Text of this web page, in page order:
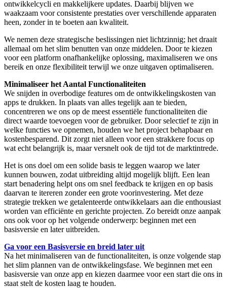
ontwikkelcycli en makkelijkere updates. Daarbij blijven we
waakzaam voor consistente prestaties over verschillende apparaten
heen, zonder in te boeten aan kwaliteit.
We nemen deze strategische beslissingen niet lichtzinnig; het draait
allemaal om het slim benutten van onze middelen. Door te kiezen
voor een platform onafhankelijke oplossing, maximaliseren we ons
bereik en onze flexibiliteit terwijl we onze uitgaven optimaliseren.
Minimaliseer het Aantal Functionaliteiten
We snijden in overbodige features om de ontwikkelingskosten van
apps te drukken. In plaats van alles tegelijk aan te bieden,
concentreren we ons op de meest essentiële functionaliteiten die
direct waarde toevoegen voor de gebruiker. Door selectief te zijn in
welke functies we opnemen, houden we het project behapbaar en
kostenbesparend. Dit zorgt niet alleen voor een strakkere focus op
wat echt belangrijk is, maar versnelt ook de tijd tot de marktintrede.
Het is ons doel om een solide basis te leggen waarop we later
kunnen bouwen, zodat uitbreiding altijd mogelijk blijft. Een lean
start benadering helpt ons om snel feedback te krijgen en op basis
daarvan te itereren zonder een grote voorinvestering. Met deze
strategie trekken we getalenteerde ontwikkelaars aan die enthousiast
worden van efficiënte en gerichte projecten. Zo bereidt onze aanpak
ons ook voor op het volgende onderwerp: beginnen met een
basisversie en later uitbreiden.
Ga voor een Basisversie en breid later uit
Na het minimaliseren van de functionaliteiten, is onze volgende stap
het slim plannen van de ontwikkelingsfase. We beginnen met een
basisversie van onze app en kiezen daarmee voor een start die ons in
staat stelt de kosten laag te houden.